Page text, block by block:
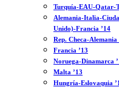
Turquía-EAU-Qatar-
Alemania-Italia-
Unido)-Francia ’14
Rep. Checa-Alemania
Francia ’13
Noruega-Dinamarca
Malta ’13
Hungría-Eslovaquia